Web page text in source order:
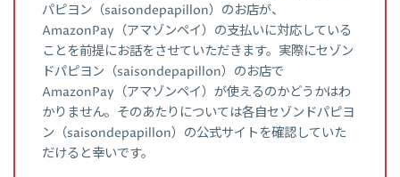
パピヨン（saisondepapillon）のお店が、
AmazonPay（アマゾンペイ）の支払いに対応している
ことを前提にお話をさせていただきます。実際にセゾン
ドパピヨン（saisondepapillon）のお店で
AmazonPay（アマゾンペイ）が使えるのかどうかはわ
かりません。そのあたりについては各自セゾンドパピヨ
ン（saisondepapillon）の公式サイトを確認していた
だけると幸いです。